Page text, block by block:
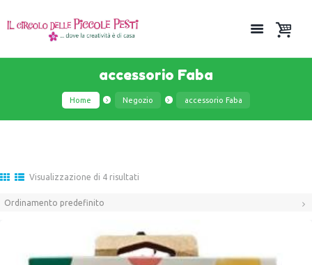
accessorio Faba
Home Negozio accessorio Faba
Visualizzazione di 4 risultati